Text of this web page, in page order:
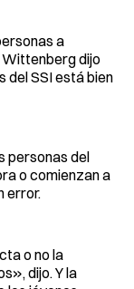
a
Wittenberg dijo
del SSI está bien
personas del
o comienzan a
error.
o no la
dijo. Y la